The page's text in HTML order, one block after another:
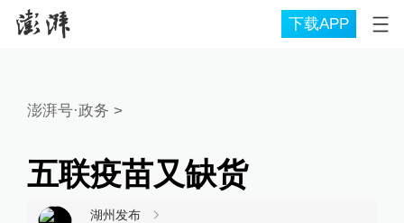
下载APP
澎湃号·政务 >
五联疫苗又缺货
湖州发布